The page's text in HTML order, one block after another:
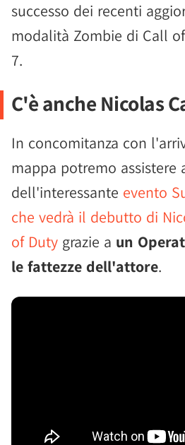
successo dei recenti
modalità Zombie di Call
7.
C'è anche Nicolas
In concomitanza con
mappa potremo assistere
dell'interessante evento
che vedrà il debutto di
of Duty grazie a un
le fattezze dell'attore.